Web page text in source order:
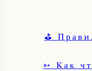
⛳
➳ Как